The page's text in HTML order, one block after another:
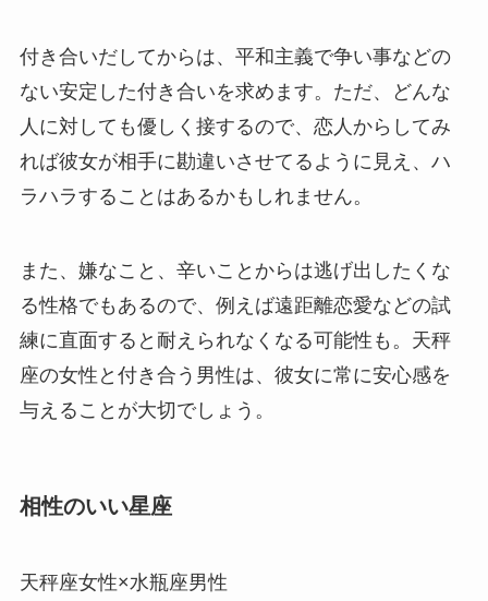
付き合いだしてからは、平和主義で争い事などの
ない安定した付き合いを求めます。ただ、どんな
人に対しても優しく接するので、恋人からしてみ
れば彼女が相手に勘違いさせてるように見え、ハ
ラハラすることはあるかもしれません。
また、嫌なこと、辛いことからは逃げ出したくな
る性格でもあるので、例えば遠距離恋愛などの試
練に直面すると耐えられなくなる可能性も。天秤
座の女性と付き合う男性は、彼女に常に安心感を
与えることが大切でしょう。
相性のいい星座
天秤座女性×水瓶座男性